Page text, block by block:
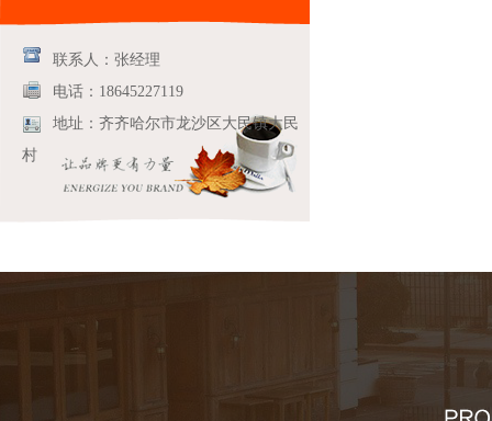
联系人：张经理
电话：18645227119
地址：齐齐哈尔市龙沙区大民镇大民
村